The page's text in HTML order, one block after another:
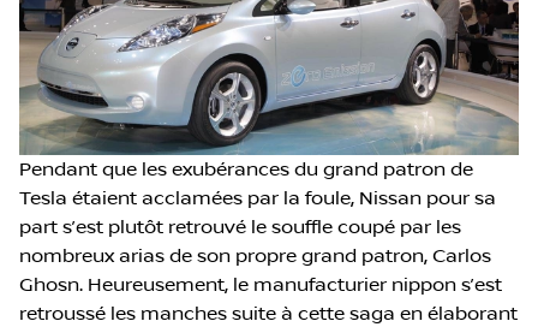
Pendant que les exubérances du grand patron de
Tesla étaient acclamées par la foule, Nissan pour sa
part s’est plutôt retrouvé le souffle coupé par les
nombreux arias de son propre grand patron, Carlos
Ghosn. Heureusement, le manufacturier nippon s’est
retroussé les manches suite à cette saga en élaborant